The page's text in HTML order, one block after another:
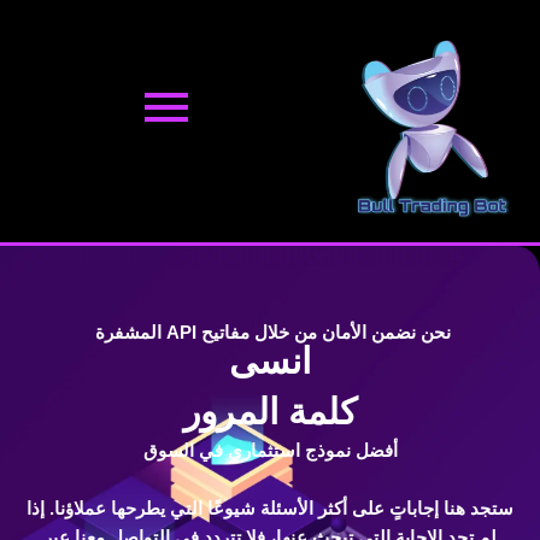
نحن نضمن الأمان من خلال مفاتيح API المشفرة
انسى
كلمة المرور
أفضل نموذج استثماري في السوق
ستجد هنا إجاباتٍ على أكثر الأسئلة شيوعًا التي يطرحها عملاؤنا. إذا